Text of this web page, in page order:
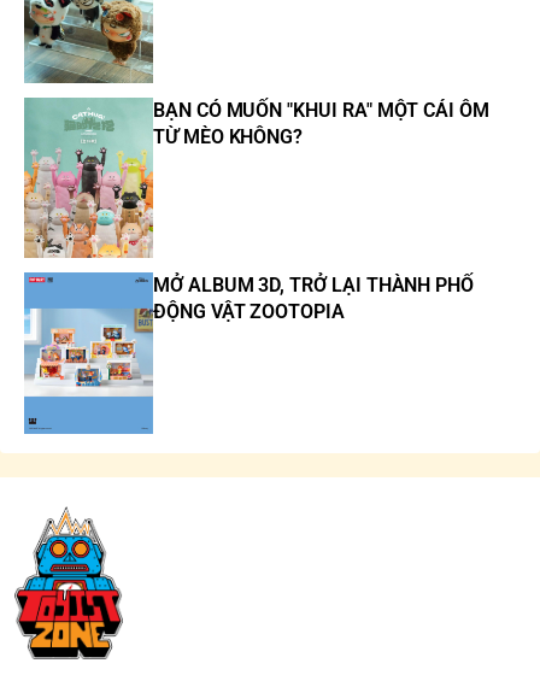
BẠN CÓ MUỐN "KHUI RA" MỘT CÁI ÔM
TỪ MÈO KHÔNG?
MỞ ALBUM 3D, TRỞ LẠI THÀNH PHỐ
ĐỘNG VẬT ZOOTOPIA